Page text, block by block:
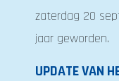
zaterdag 20
jaar geworden.
UPDATE VAN